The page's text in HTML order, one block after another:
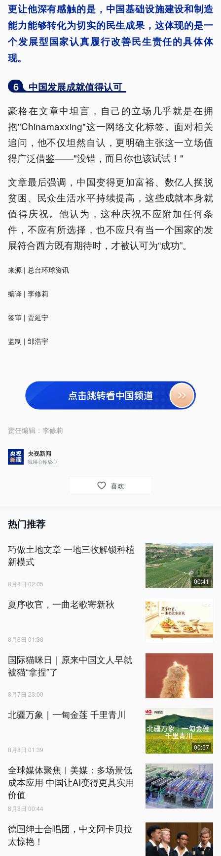
更让他深有感触的是，中国基础设施建设和制造
能力能够转化为切实的民生成果，这体现的是一
个发展型国家认真履行改善民生责任的具体体
现。
6
中国发展成就值得认可
豪格在文章中坦言，自己的立场几乎就是在拥
抱"Chinamaxxing"这一网络文化标签。面对相关
追问，他不仅坦然自认，更明确主张这一立场值
得广泛借鉴——"没错，而且你也该试试！"
文章最后强调，中国变得更加富裕、数亿人摆脱
贫困、民众生活水平持续提高，这些成就本身就
值得庆祝。他认为，这种庆祝不应附加任何条
件，不应有所选择，也不应只有当一个国家的发
展符合西方既有期待时，才被认可为“成功”。
来源 | 总台环球资讯
编译 | 李修莉
签审 | 贾延宁
监制 | 邹浩宇
责任编辑： 李修莉
央视新闻
我用心你放心
喜欢
热门推荐
巧做土地文章 一地三收解锁种植
新模式
8月8日 02:05 00:41
夏序收官，一曲老歌寄新秋
8月8日 01:38
国际猫咪日｜原来中国文人早就
被猫“拿捏”了
8月7日 23:00
北疆万象｜一甸金莲 千里青川
8月8日 01:39 00:57
全球媒体聚焦︱美媒：多场景低
成本应用 中国让AI变得更具实用
价值
8月8日 00:44
德国绅士合唱团，中文阿卡贝拉
太惊艳！